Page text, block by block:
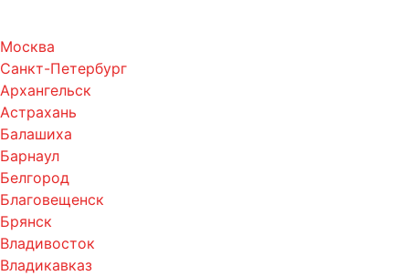
Москва
Санкт-Петербург
Архангельск
Астрахань
Балашиха
Барнаул
Белгород
Благовещенск
Брянск
Владивосток
Владикавказ